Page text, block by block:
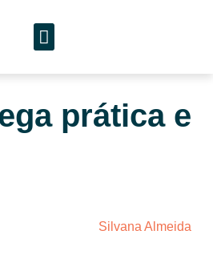
prática e
Silvana Almeida